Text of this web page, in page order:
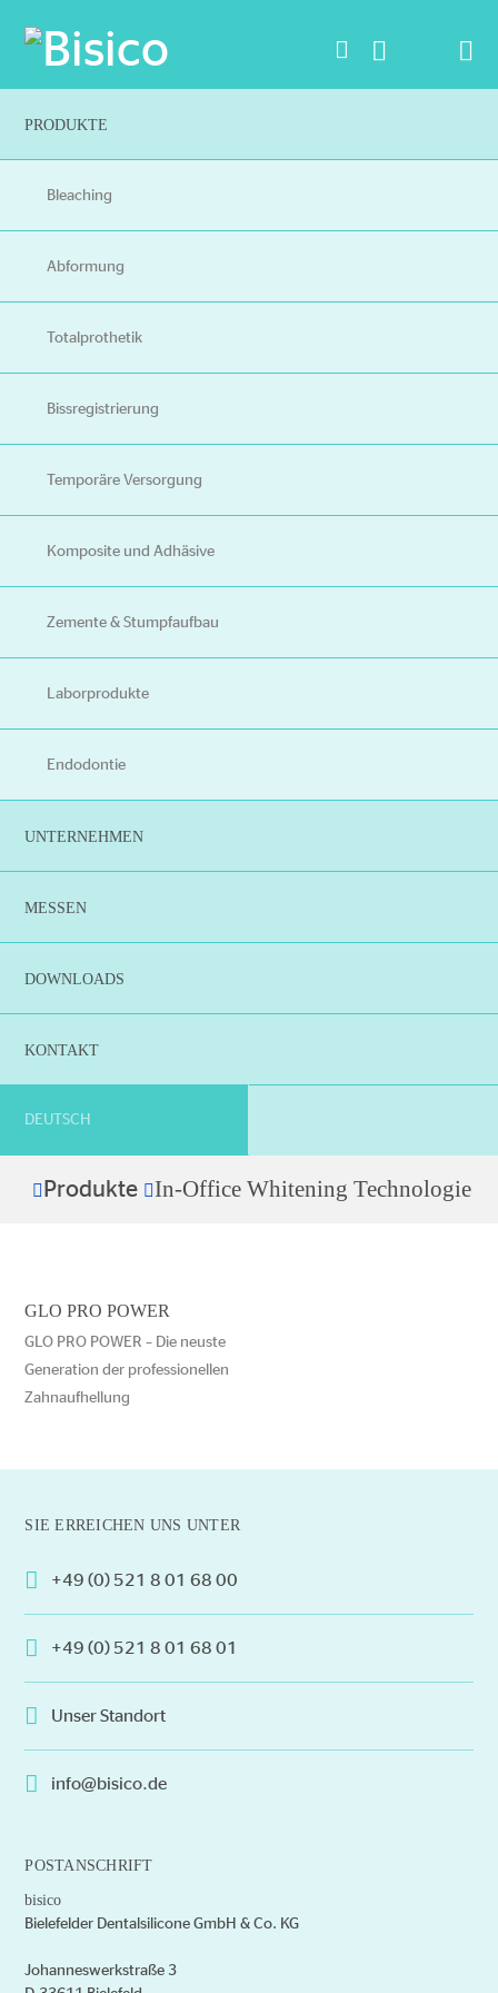
PRODUKTE
Bleaching
Abformung
Totalprothetik
Bissregistrierung
Temporäre Versorgung
Komposite und Adhäsive
Zemente & Stumpfaufbau
Laborprodukte
Endodontie
UNTERNEHMEN
MESSEN
DOWNLOADS
KONTAKT
DEUTSCH
Produkte In-Office Whitening Technologie
GLO PRO POWER
GLO PRO POWER – Die neuste
Generation der professionellen
Zahnaufhellung
Optionen
können
werden
SIE ERREICHEN UNS UNTER
+49 (0) 521 8 01 68 00
+49 (0) 521 8 01 68 01
Unser Standort
info@bisico.de
POSTANSCHRIFT
bisico
Bielefelder Dentalsilicone GmbH & Co. KG
Johanneswerkstraße 3